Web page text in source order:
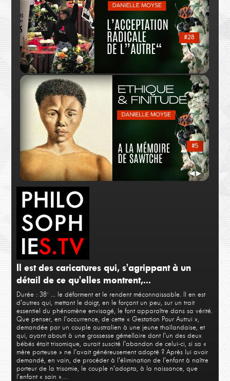
Danielle Moyse
Barbara- Act-up
Danielle Moyse
Ethique & Finitude 5
◀▶
Il est des caricatures qui, s'agrippant à un
détail de ce qu'elles montrent,...
Durée : 38´ ... le déforment et le rendent méconnaissable. Il en est
d'autres qui, mettant le doigt, en le forçant un peu, sur un trait
essentiel du phénomène envisagé, le font apparaître dans sa vérité.
Que penser, en l'occurrence, de cette « Gestation Pour Autrui »,
demandée par un couple australien à une jeune thaïlandaise, et
qui, ayant abouti à une grossesse gémellaire dont l'un des deux
bébés était trisomique, aurait suscité l'abandon de celui-ci, si sa «
mère porteuse » ne l'avait généreusement adopté ? Après lui avoir
demandé, en vain, de procéder à l'élimination de l'enfant à naître
porteur de la trisomie, le couple n'adopta, à la naissance, que
l'enfant « sain »…